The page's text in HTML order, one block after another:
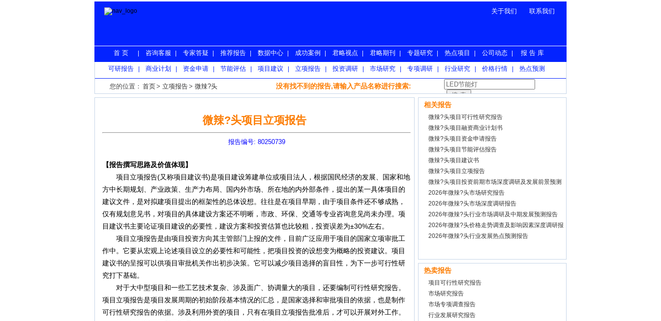
关于我们 联系我们
首 页 咨询客服 专家答疑 推荐报告 数据中心 成功案例 君略视点 君略期刊 专题研究 热点项目 公司动态 报 告 库
可研报告 商业计划 资金申请 节能评估 项目建议 立项报告 投资调研 市场研究 专项调研 行业研究 价格行情 热点预测
您的位置： 首页> 立项报告> 微辣?头 没有找不到的报告,请输入产品名称进行搜索:
微辣?头项目立项报告
报告编号: 80250739
【报告撰写思路及价值体现】
项目立项报告(又称项目建议书)是项目建设筹建单位或项目法人，根据国民经济的发展、国家和地
方中长期规划、产业政策、生产力布局、国内外市场、所在地的内外部条件，提出的某一具体项目的
建议文件，是对拟建项目提出的框架性的总体设想。往往是在项目早期，由于项目条件还不够成熟，
仅有规划意见书，对项目的具体建设方案还不明晰，市政、环保、交通等专业咨询意见尚未办理。项
目建议书主要论证项目建设的必要性，建设方案和投资估算也比较粗，投资误差为±30%左右。
项目立项报告是由项目投资方向其主管部门上报的文件，目前广泛应用于项目的国家立项审批工
作中。它要从宏观上论述项目设立的必要性和可能性，把项目投资的设想变为概略的投资建议。项目
建议书的呈报可以供项目审批机关作出初步决策。它可以减少项目选择的盲目性，为下一步可行性研
究打下基础。
对于大中型项目和一些工艺技术复杂、涉及面广、协调量大的项目，还要编制可行性研究报告。
项目立项报告是项目发展周期的初始阶段基本情况的汇总，是国家选择和审批项目的依据，也是制作
可行性研究报告的依据。涉及利用外资的项目，只有在项目立项报告批准后，才可以开展对外工作。
相关报告
微辣?头项目可行性研究报告
微辣?头项目融资商业计划书
微辣?头项目资金申请报告
微辣?头项目节能评估报告
微辣?头项目建议书
微辣?头项目立项报告
微辣?头项目投资前期市场深度调研及发展前景预测
报告
2026年微辣?头市场研究报告
2026年微辣?头市场深度调研报告
2026年微辣?头行业市场调研及中期发展预测报告
2026年微辣?头价格走势调查及影响因素深度调研报
告
2026年微辣?头行业发展热点预测报告
热卖报告
项目可行性研究报告
市场研究报告
市场专项调查报告
行业发展研究报告